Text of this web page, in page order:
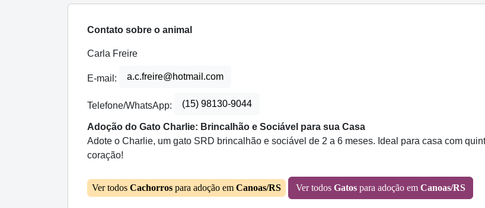
Contato sobre o animal
Carla Freire
E-mail: a.c.freire@hotmail.com
Telefone/WhatsApp: (15) 98130-9044
Adoção do Gato Charlie: Brincalhão e Sociável para sua Casa
Adote o Charlie, um gato SRD brincalhão e sociável de 2 a 6 meses. Ideal para casa com
coração!
Ver todos Cachorros para adoção em Canoas/RS Ver todos Gatos para adoção em Canoas/RS